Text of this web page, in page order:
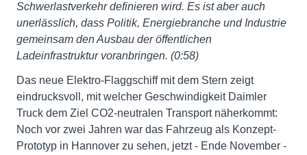
Schwerlastverkehr definieren wird. Es ist aber auch
unerlässlich, dass Politik, Energiebranche und Industrie
gemeinsam den Ausbau der öffentlichen
Ladeinfrastruktur voranbringen. (0:58)
Das neue Elektro-Flaggschiff mit dem Stern zeigt
eindrucksvoll, mit welcher Geschwindigkeit Daimler
Truck dem Ziel CO2-neutralen Transport näherkommt:
Noch vor zwei Jahren war das Fahrzeug als Konzept-
Prototyp in Hannover zu sehen, jetzt - Ende November -